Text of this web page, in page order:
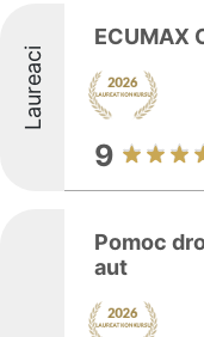
Laureaci
ECUMAX
9
Pomoc
aut